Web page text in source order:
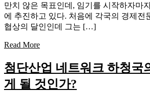
만치 않은 목표인데, 임기를 시작하자마
에 추진하고 있다. 처음에 각국의 경제전
협상의 달인인데 그는 […]
Read More
첨단산업 네트워크 하청국
게 될 것인가?